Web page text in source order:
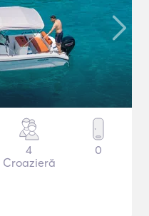
4
Croazieră
0